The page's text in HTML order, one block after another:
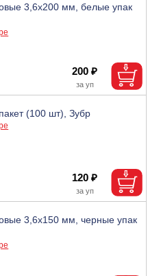
3,6х200 мм, белые упак
200 ₽
(100 шт), Зубр
120 ₽
3,6х150 мм, черные упак